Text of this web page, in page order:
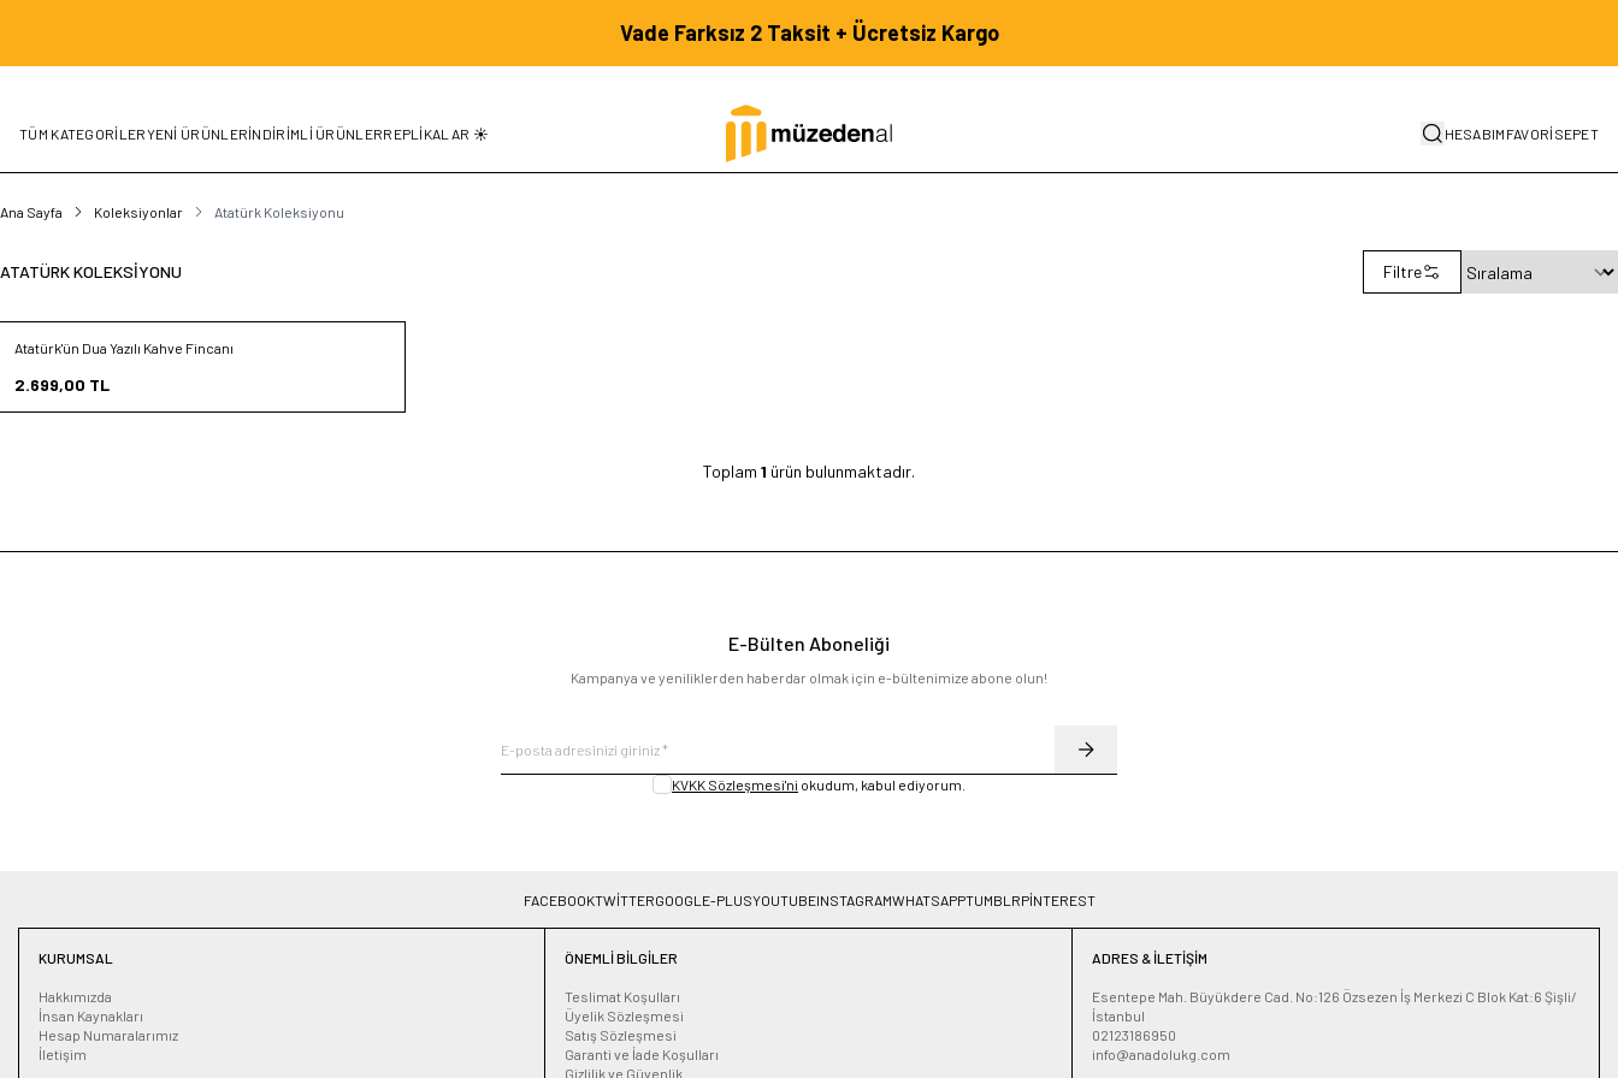
Vade Farksız 2 Taksit + Ücretsiz Kargo
TÜM KATEGORİLERYENİ ÜRÜNLERİNDİRİMLİ ÜRÜNLERREPLİKALAR ☀️ HESABIM FAVORİ SEPET
Ana Sayfa Koleksiyonlar Atatürk Koleksiyonu
ATATÜRK KOLEKSIYONU Filtre
Yeni
Sepete Ekle
Atatürk'ün Dua Yazılı Kahve Fincanı
2.699,00 TL
Toplam 1 ürün bulunmaktadır.
E-Bülten Aboneliği
Kampanya ve yeniliklerden haberdar olmak için e-bültenimize abone olun!
KVKK Sözleşmesi'ni okudum, kabul ediyorum.
FACEBOOKTWITTERGOOGLE-PLUSYOUTUBEINSTAGRAMWHATSAPPTUMBLRPINTEREST
KURUMSAL
Hakkımızda
İnsan Kaynakları
Hesap Numaralarımız
İletişim
ÖNEMLI BILGILER
Teslimat Koşulları
Üyelik Sözleşmesi
Satış Sözleşmesi
Garanti ve İade Koşulları
Gizlilik ve Güvenlik
ADRES & İLETIŞIM
Esentepe Mah. Büyükdere Cad. No:126 Özsezen İş Merkezi C Blok Kat:6 Şişli/
İstanbul
02123186950
info@anadolukg.com